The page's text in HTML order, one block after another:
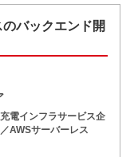
バックエンド開
電インフラサービス企
AWSサーバーレス